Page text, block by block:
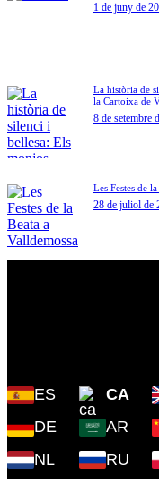
1 de juny de
La història de
la Cartoixa de
8 de setembre
Les Festes de
28 de juliol de
ES CA
DE
AR
NL
RU